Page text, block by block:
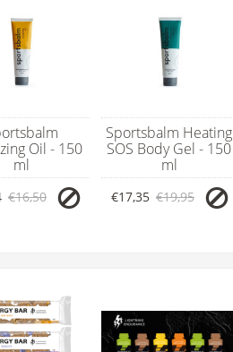
Oil - 150
ml
€16,50
Sportsbalm Heating
SOS Body Gel - 150
ml
€17,35 €19,95